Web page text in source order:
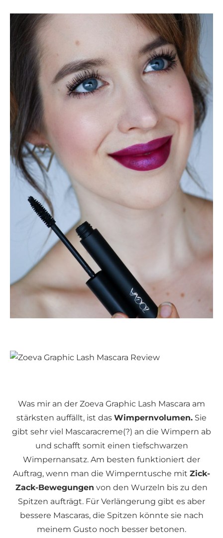
Was mir an der Zoeva Graphic Lash Mascara am
stärksten auffällt, ist das Wimpernvolumen. Sie
gibt sehr viel Mascaracreme(?) an die Wimpern ab
und schafft somit einen tiefschwarzen
Wimpernansatz. Am besten funktioniert der
Auftrag, wenn man die Wimperntusche mit Zick-
Zack-Bewegungen von den Wurzeln bis zu den
Spitzen aufträgt. Für Verlängerung gibt es aber
bessere Mascaras, die Spitzen könnte sie nach
meinem Gusto noch besser betonen.